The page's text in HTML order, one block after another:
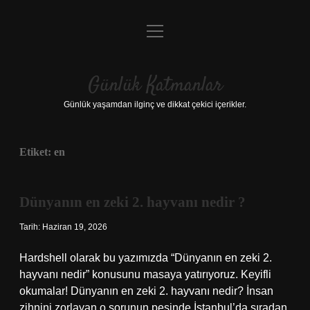
Anasayfa
Yasal Uyarı
menüyü
Günlük Katmanlar
Günlük yaşamdan ilginç ve dikkat çekici içerikler.
Etiket: en
Dünyanın en zeki 2. hayvanı nedir ?
Tarih: Haziran 19, 2026
Hardshell olarak bu yazımızda “Dünyanın en zeki 2.
hayvanı nedir” konusunu masaya yatırıyoruz. Keyifli
okumalar! Dünyanın en zeki 2. hayvanı nedir? İnsan
zihnini zorlayan o sorunun peşinde İstanbul’da sıradan